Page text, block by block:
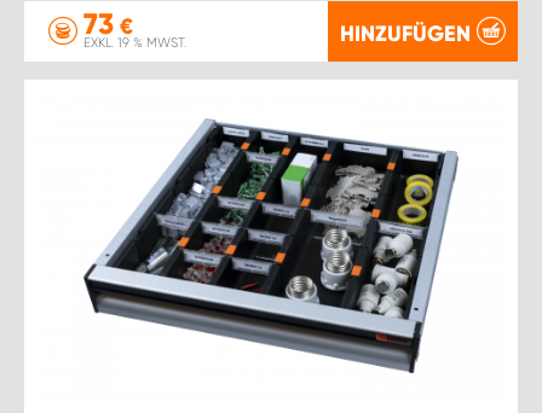
73 €
EXKL. 19 % MWST. HINZUFÜGEN